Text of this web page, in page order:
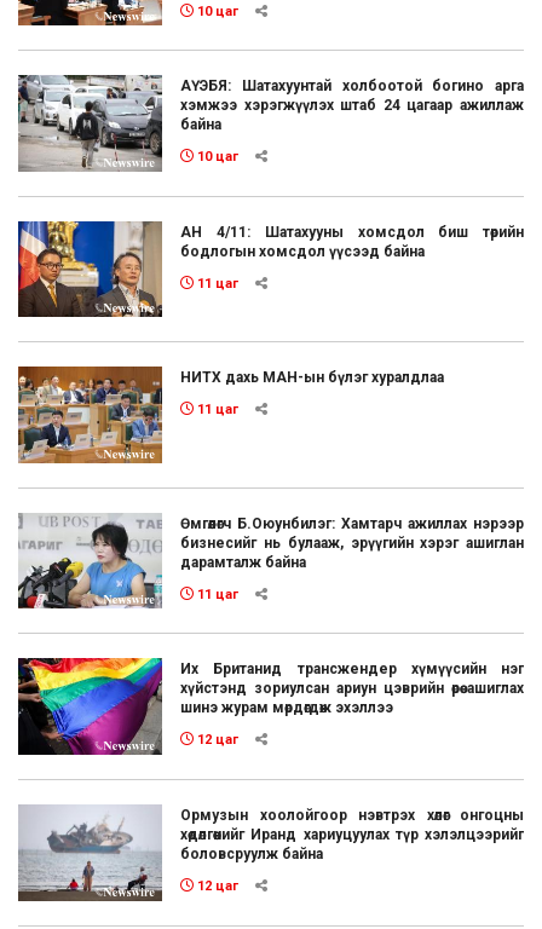
10 цаг
АҮЭБЯ: Шатахуунтай холбоотой богино арга
хэмжээ хэрэгжүүлэх штаб 24 цагаар ажиллаж
байна
10 цаг
АН 4/11: Шатахууны хомсдол биш төрийн
бодлогын хомсдол үүсээд байна
11 цаг
НИТХ дахь МАН-ын бүлэг хуралдлаа
11 цаг
Өмгөөлөгч Б.Оюунбилэг: Хамтарч ажиллах нэрээр
бизнесийг нь булааж, эрүүгийн хэрэг ашиглан
дарамталж байна
11 цаг
Их Британид трансжендер хүмүүсийн нэг
хүйстэнд зориулсан ариун цэврийн өрөө ашиглах
шинэ журам мөрдөгдөж эхэллээ
12 цаг
Ормузын хоолойгоор нэвтрэх хөлөг онгоцны
хөдөлгөөнийг Иранд хариуцуулах түр хэлэлцээрийг
боловсруулж байна
12 цаг